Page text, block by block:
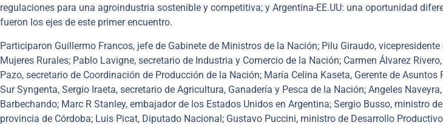
regulaciones para una agroindustria sostenible y competitiva; y Argentina-EE.UU: una oportunidad
fueron los ejes de este primer encuentro.
Participaron Guillermo Francos, jefe de Gabinete de Ministros de la Nación; Pilu Giraudo, vicepresidente
Mujeres Rurales; Pablo Lavigne, secretario de Industria y Comercio de la Nación; Carmen Álvarez
Pazo, secretario de Coordinación de Producción de la Nación; María Celina Kaseta, Gerente de
Sur Syngenta, Sergio Iraeta, secretario de Agricultura, Ganadería y Pesca de la Nación; Angeles
Barbechando; Marc R Stanley, embajador de los Estados Unidos en Argentina; Sergio Busso, ministro
provincia de Córdoba; Luis Picat, Diputado Nacional; Gustavo Puccini, ministro de Desarrollo